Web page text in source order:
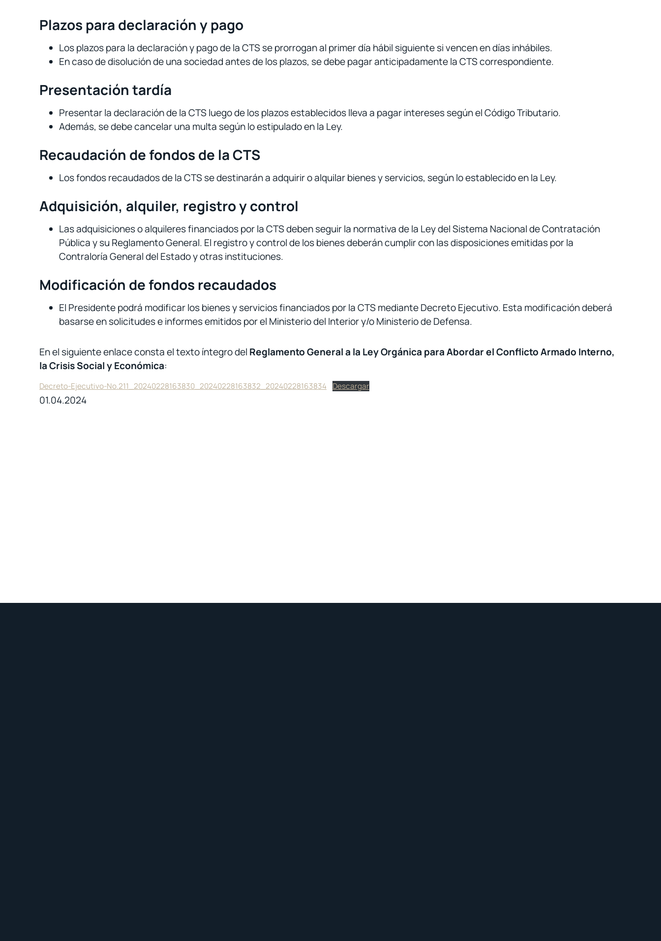
Plazos para declaración y pago
Los plazos para la declaración y pago de la CTS se prorrogan al primer día hábil siguiente si vencen en días inhábiles.
En caso de disolución de una sociedad antes de los plazos, se debe pagar anticipadamente la CTS correspondiente.
Presentación tardía
Presentar la declaración de la CTS luego de los plazos establecidos lleva a pagar intereses según el Código Tributario.
Además, se debe cancelar una multa según lo estipulado en la Ley.
Recaudación de fondos de la CTS
Los fondos recaudados de la CTS se destinarán a adquirir o alquilar bienes y servicios, según lo establecido en la Ley.
Adquisición, alquiler, registro y control
Las adquisiciones o alquileres financiados por la CTS deben seguir la normativa de la Ley del Sistema Nacional de Contratación
Pública y su Reglamento General. El registro y control de los bienes deberán cumplir con las disposiciones emitidas por la
Contraloría General del Estado y otras instituciones.
Modificación de fondos recaudados
El Presidente podrá modificar los bienes y servicios financiados por la CTS mediante Decreto Ejecutivo. Esta modificación deberá
basarse en solicitudes e informes emitidos por el Ministerio del Interior y/o Ministerio de Defensa.
En el siguiente enlace consta el texto íntegro del Reglamento General a la Ley Orgánica para Abordar el Conflicto Armado Interno,
la Crisis Social y Económica:
Decreto-Ejecutivo-No.211_20240228163830_20240228163832_20240228163834 Descargar
01.04.2024